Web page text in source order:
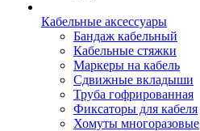
Кабельные аксессуары
Бандаж кабельный
Кабельные стяжки
Маркеры на кабель
Сдвижные вкладыши
Труба гофрированная
Фиксаторы для кабеля
Хомуты многоразовые